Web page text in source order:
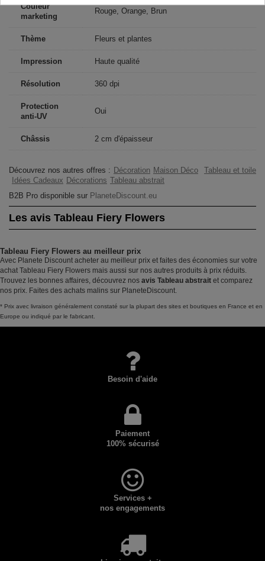
Couleur
marketing
Rouge, Orange, Brun
Thème Fleurs et plantes
Impression Haute qualité
Résolution 360 dpi
Protection
anti-UV
Oui
Châssis 2 cm d'épaisseur
Découvrez nos autres offres : Décoration Maison Déco
Tableau et toile
Idées Cadeaux Décorations Tableau abstrait
B2B Pro disponible sur PlaneteDiscount.eu
Les avis Tableau Fiery Flowers
Tableau Fiery Flowers au meilleur prix
Avec Planete Discount acheter au meilleur prix et faites des économies sur votre
achat Tableau Fiery Flowers mais aussi sur nos autres produits à prix réduits.
Trouvez les bonnes affaires, découvrez nos avis Tableau abstrait et comparez
nos prix. Faites des achats malins sur PlaneteDiscount.
* Prix avec livraison généralement constaté sur la plupart des sites et boutiques en France et en
Europe ou indiqué par le fabricant.
Besoin d'aide
Paiement
100% sécurisé
Services +
nos engagements